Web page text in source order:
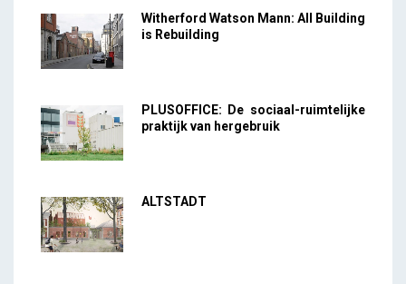
Witherford Watson Mann: All Building
is Rebuilding
PLUSOFFICE: De sociaal-ruimtelijke
praktijk van hergebruik
ALTSTADT